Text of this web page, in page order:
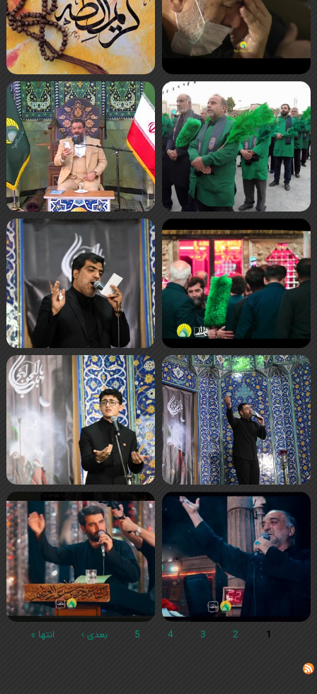
1
2
3
4
5 بعدی › انتها »